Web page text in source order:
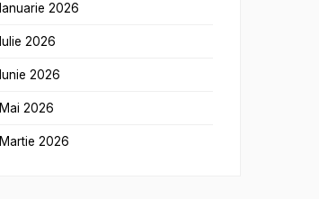
Ianuarie 2026
Iulie 2026
Iunie 2026
Mai 2026
Martie 2026